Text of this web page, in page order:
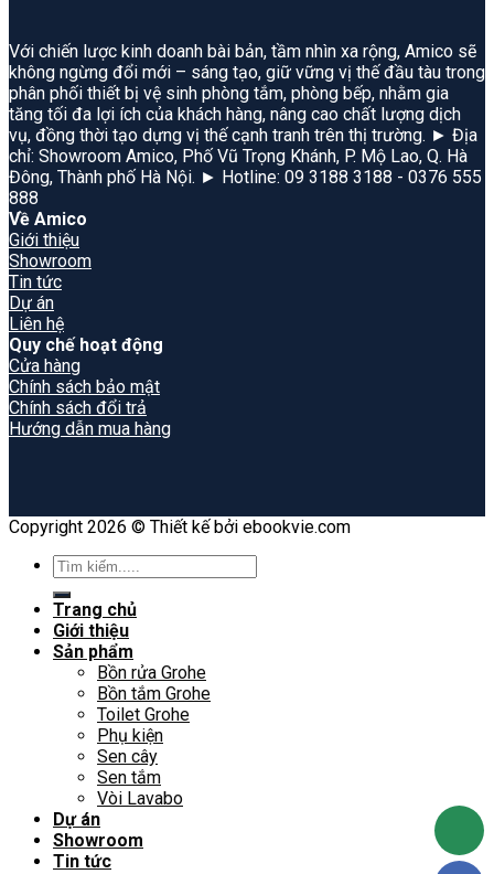
Với chiến lược kinh doanh bài bản, tầm nhìn xa rộng, Amico sẽ
không ngừng đổi mới – sáng tạo, giữ vững vị thế đầu tàu trong
phân phối thiết bị vệ sinh phòng tắm, phòng bếp, nhằm gia
tăng tối đa lợi ích của khách hàng, nâng cao chất lượng dịch
vụ, đồng thời tạo dựng vị thế cạnh tranh trên thị trường. ► Địa
chỉ: Showroom Amico, Phố Vũ Trọng Khánh, P. Mộ Lao, Q. Hà
Đông, Thành phố Hà Nội. ► Hotline: 09 3188 3188 - 0376 555
888
Về Amico
Giới thiệu
Showroom
Tin tức
Dự án
Liên hệ
Quy chế hoạt động
Cửa hàng
Chính sách bảo mật
Chính sách đổi trả
Hướng dẫn mua hàng
Copyright 2026 © Thiết kế bởi ebookvie.com
Search
for:
Trang chủ
Giới thiệu
Sản phẩm
Bồn rửa Grohe
Bồn tắm Grohe
Toilet Grohe
Phụ kiện
Sen cây
Sen tắm
Vòi Lavabo
Dự án
Showroom
Tin tức